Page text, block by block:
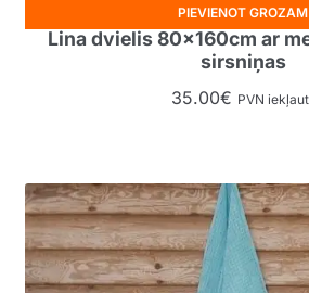
Lina dvielis 80x160cm ar
sirsniņas
35.00€ PVN
PIEVIENOT GROZAM